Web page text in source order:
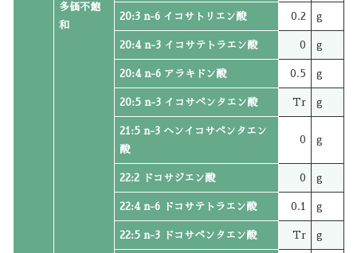
多価不飽
和
20:3 n-6 イコサトリエン酸 0.2 g
20:4 n-3 イコサテトラエン酸 0 g
20:4 n-6 アラキドン酸 0.5 g
20:5 n-3 イコサペンタエン酸 Tr g
21:5 n-3 ヘンイコサペンタエン
酸
0 g
22:2 ドコサジエン酸 0 g
22:4 n-6 ドコサテトラエン酸 0.1 g
22:5 n-3 ドコサペンタエン酸 Tr g